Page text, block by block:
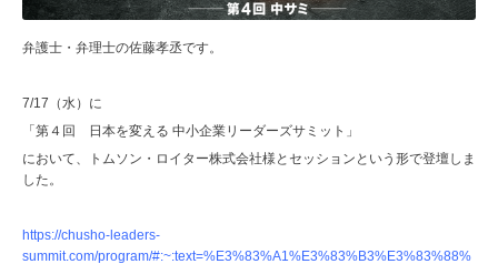
弁護士・弁理士の佐藤孝丞です。
7/17（水）に
「第４回 日本を変える 中小企業リーダーズサミット」
において、トムソン・ロイター株式会社様とセッションという形で登壇しま
した。
https://chusho-leaders-
summit.com/program/#:~:text=%E3%83%A1%E3%83%B3%E3%83%88%